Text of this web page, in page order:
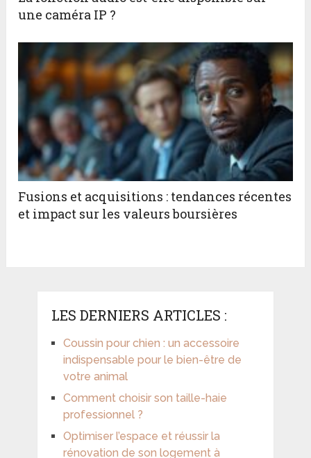
une caméra IP ?
Fusions et acquisitions : tendances récentes
et impact sur les valeurs boursières
LES DERNIERS ARTICLES :
Coussin pour chien : un accessoire
indispensable pour le bien-être de
votre animal
Comment choisir son taille-haie
professionnel ?
Optimiser l’espace et réussir la
rénovation de son logement à